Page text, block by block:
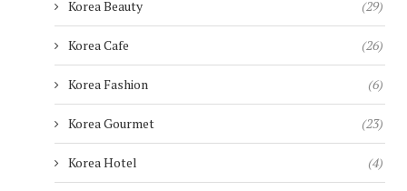
Korea Beauty (29)
Korea Cafe (26)
Korea Fashion (6)
Korea Gourmet (23)
Korea Hotel (4)